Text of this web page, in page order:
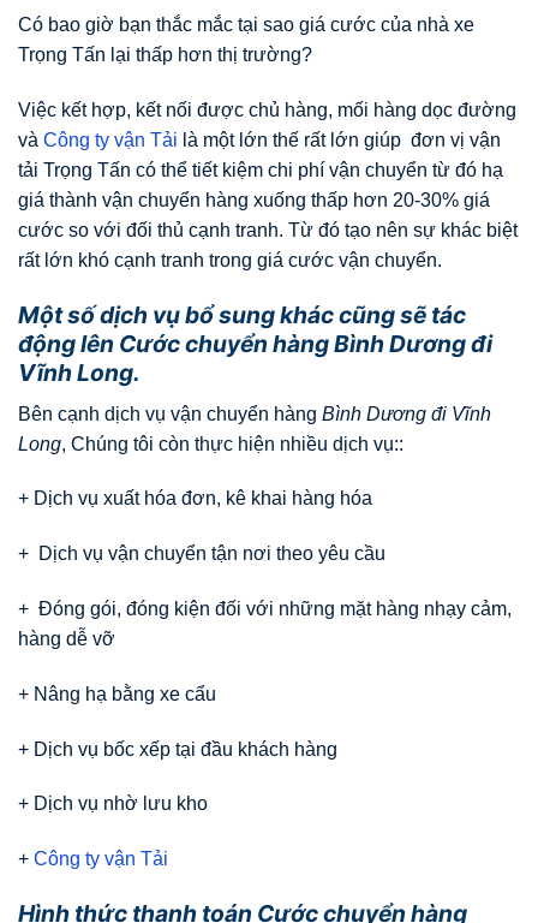
Có bao giờ bạn thắc mắc tại sao giá cước của nhà xe
Trọng Tấn lại thấp hơn thị trường?
Việc kết hợp, kết nối được chủ hàng, mối hàng dọc đường
và Công ty vận Tải là một lớn thế rất lớn giúp đơn vị vận
tải Trọng Tấn có thể tiết kiệm chi phí vận chuyển từ đó hạ
giá thành vận chuyển hàng xuống thấp hơn 20-30% giá
cước so với đối thủ cạnh tranh. Từ đó tạo nên sự khác biệt
rất lớn khó cạnh tranh trong giá cước vận chuyển.
Một số dịch vụ bổ sung khác cũng sẽ tác
động lên Cước chuyển hàngBình Dương đi
Vĩnh Long.
Bên cạnh dịch vụ vận chuyển hàng Bình Dương đi Vĩnh
Long, Chúng tôi còn thực hiện nhiều dịch vụ::
+ Dịch vụ xuất hóa đơn, kê khai hàng hóa
+ Dịch vụ vận chuyển tận nơi theo yêu cầu
+ Đóng gói, đóng kiện đối với những mặt hàng nhạy cảm,
hàng dễ vỡ
+ Nâng hạ bằng xe cẩu
+ Dịch vụ bốc xếp tại đầu khách hàng
+ Dịch vụ nhờ lưu kho
+ Công ty vận Tải
Hình thức thanh toán Cước chuyển hàng